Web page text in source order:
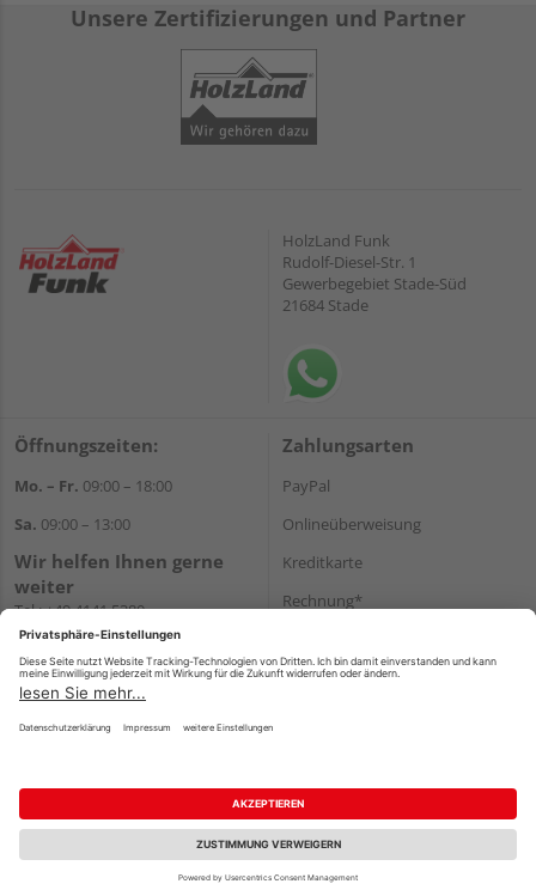
Unsere Zertifizierungen und Partner
HolzLand Funk
Rudolf-Diesel-Str. 1
Gewerbegebiet Stade-Süd
21684 Stade
Öffnungszeiten:
Mo. – Fr. 09:00 – 18:00
Sa. 09:00 – 13:00
Wir helfen Ihnen gerne
weiter
Tel.:+49 4141 5380
E-Mail:shop@holzland-funk.de
WhatsApp
Zahlungsarten
PayPal
Onlineüberweisung
Kreditkarte
Rechnung*
Versand
Impressum AGB Widerruf
Datenschutz
Reservierungsbedingungen
Vertrag widerrufen